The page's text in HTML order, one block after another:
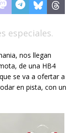
especiales.
nos llegan
de una HB4
se va a ofertar a
en pista, con un